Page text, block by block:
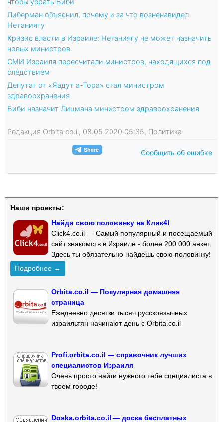
Либерман объяснил, почему и за что возненавидел
Нетаниягу
Кризис власти в Израиле: Нетаниягу не может назначить
новых министров
СМИ Израиля пересчитали министров, находящихся под
следствием
Депутат от «Яадут а-Тора» стал министром
здравоохранения
Биби назначит Лицмана министром здравоохранения
Редакция Orbita.co.il, 08.05.2020 05:35, Политика
Сообщить об ошибке
Наши проекты:
Найди свою половинку на Клик4!
Click4.co.il — Самый популярный и посещаемый
сайт знакомств в Израиле - более 200 000 анкет.
Здесь ты обязательно найдешь свою половинку!
Подробнее →
Orbita.co.il — Популярная домашняя
страница
Ежедневно десятки тысяч русскоязычных
израильтян начинают день с Orbita.co.il
Profi.orbita.co.il — справочник лучших
специалистов Израиля
Очень просто найти нужного тебе специалиста в
твоем городе!
Doska.orbita.co.il — доска бесплатных